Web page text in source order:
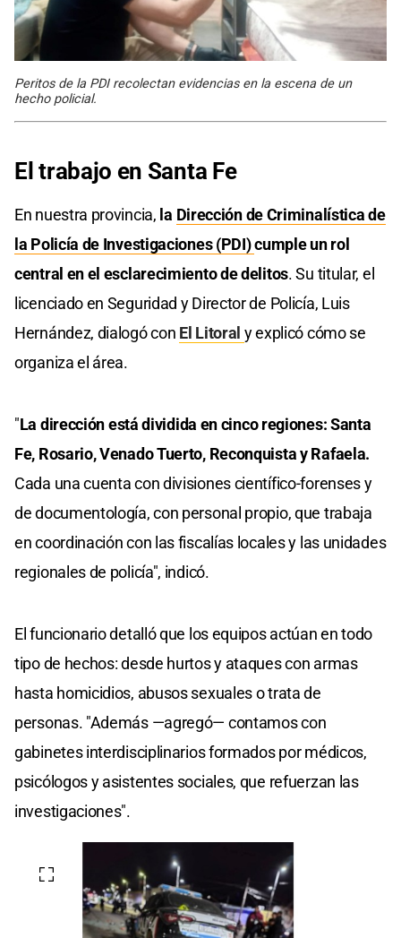
Peritos de la PDI recolectan evidencias en la escena de un
hecho policial.
El trabajo en Santa Fe
En nuestra provincia, la Dirección de Criminalística de
la Policía de Investigaciones (PDI)cumple un rol
central en el esclarecimiento de delitos. Su titular, el
licenciado en Seguridad y Director de Policía, Luis
Hernández, dialogó con El Litoral y explicó cómo se
organiza el área.
"La dirección está dividida en cinco regiones: Santa
Fe, Rosario, Venado Tuerto, Reconquista y Rafaela.
Cada una cuenta con divisiones científico-forenses y
de documentología, con personal propio, que trabaja
en coordinación con las fiscalías locales y las unidades
regionales de policía", indicó.
El funcionario detalló que los equipos actúan en todo
tipo de hechos: desde hurtos y ataques con armas
hasta homicidios, abusos sexuales o trata de
personas. "Además —agregó— contamos con
gabinetes interdisciplinarios formados por médicos,
psicólogos y asistentes sociales, que refuerzan las
investigaciones".